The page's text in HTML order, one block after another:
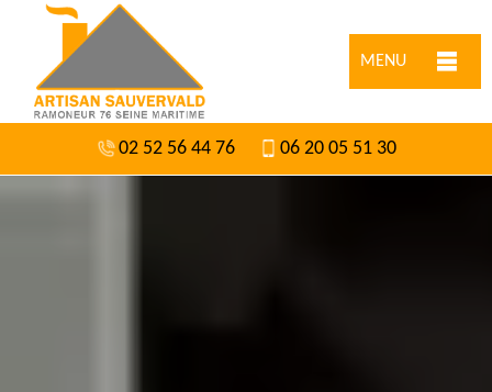
MENU
02 52 56 44 76 06 20 05 51 30